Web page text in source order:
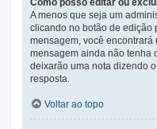
A menos que seja um
clicando no botão de edição
mensagem, você
mensagem ainda não tenha
deixarão uma nota dizendo
resposta.
Voltar ao topo